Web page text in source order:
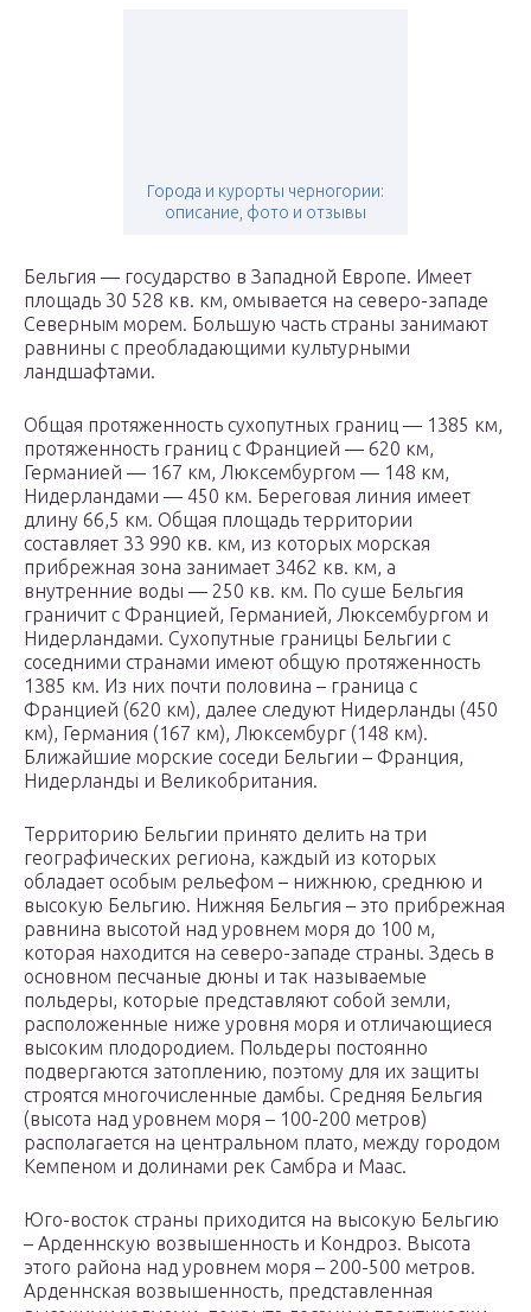
Города и курорты черногории:
описание, фото и отзывы
Бельгия — государство в Западной Европе. Имеет
площадь 30 528 кв. км, омывается на северо-западе
Северным морем. Большую часть страны занимают
равнины с преобладающими культурными
ландшафтами.
Общая протяженность сухопутных границ — 1385 км,
протяженность границ с Францией — 620 км,
Германией — 167 км, Люксембургом — 148 км,
Нидерландами — 450 км. Береговая линия имеет
длину 66,5 км. Общая площадь территории
составляет 33 990 кв. км, из которых морская
прибрежная зона занимает 3462 кв. км, а
внутренние воды — 250 кв. км. По суше Бельгия
граничит с Францией, Германией, Люксембургом и
Нидерландами. Сухопутные границы Бельгии с
соседними странами имеют общую протяженность
1385 км. Из них почти половина – граница с
Францией (620 км), далее следуют Нидерланды (450
км), Германия (167 км), Люксембург (148 км).
Ближайшие морские соседи Бельгии – Франция,
Нидерланды и Великобритания.
Территорию Бельгии принято делить на три
географических региона, каждый из которых
обладает особым рельефом – нижнюю, среднюю и
высокую Бельгию. Нижняя Бельгия – это прибрежная
равнина высотой над уровнем моря до 100 м,
которая находится на северо-западе страны. Здесь в
основном песчаные дюны и так называемые
польдеры, которые представляют собой земли,
расположенные ниже уровня моря и отличающиеся
высоким плодородием. Польдеры постоянно
подвергаются затоплению, поэтому для их защиты
строятся многочисленные дамбы. Средняя Бельгия
(высота над уровнем моря – 100-200 метров)
располагается на центральном плато, между городом
Кемпеном и долинами рек Самбра и Маас.
Юго-восток страны приходится на высокую Бельгию
– Арденнскую возвышенность и Кондроз. Высота
этого района над уровнем моря – 200-500 метров.
Арденнская возвышенность, представленная